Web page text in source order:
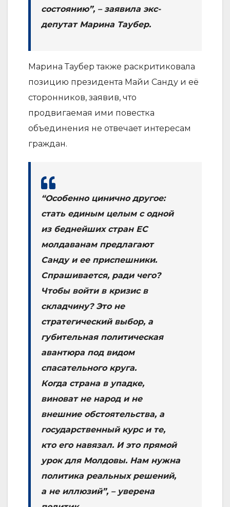
состоянию”, – заявила экс-
депутат Марина Таубер.
Марина Таубер также раскритиковала
позицию президента Майи Санду и её
сторонников, заявив, что
продвигаемая ими повестка
объединения не отвечает интересам
граждан.
“Особенно цинично другое:
стать единым целым с одной
из беднейших стран ЕС
молдаванам предлагают
Санду и ее приспешники.
Спрашивается, ради чего?
Чтобы войти в кризис в
складчину? Это не
стратегический выбор, а
губительная политическая
авантюра под видом
спасательного круга.
Когда страна в упадке,
виноват не народ и не
внешние обстоятельства, а
государственный курс и те,
кто его навязал. И это прямой
урок для Молдовы. Нам нужна
политика реальных решений,
а не иллюзий”, – уверена